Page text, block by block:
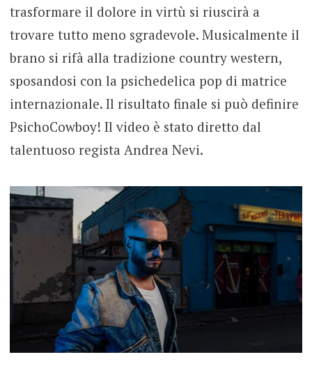
trasformare il dolore in virtù si riuscirà a
trovare tutto meno sgradevole. Musicalmente il
brano si rifà alla tradizione country western,
sposandosi con la psichedelica pop di matrice
internazionale. Il risultato finale si può definire
PsichoCowboy! Il video è stato diretto dal
talentuoso regista Andrea Nevi.